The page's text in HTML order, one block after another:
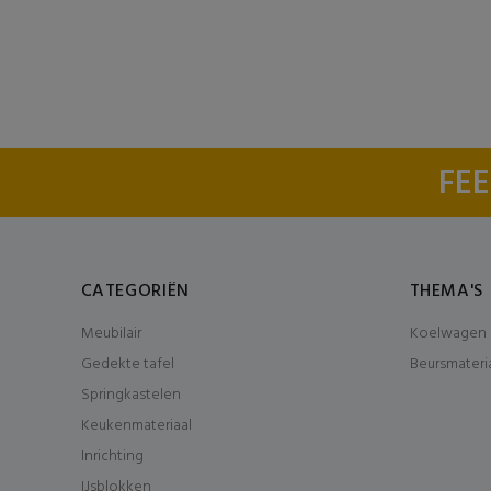
CATEGORIËN
Meubilair
Gedekte tafel
Springkastelen
Keukenmateriaal
Inrichting
THEMA'S